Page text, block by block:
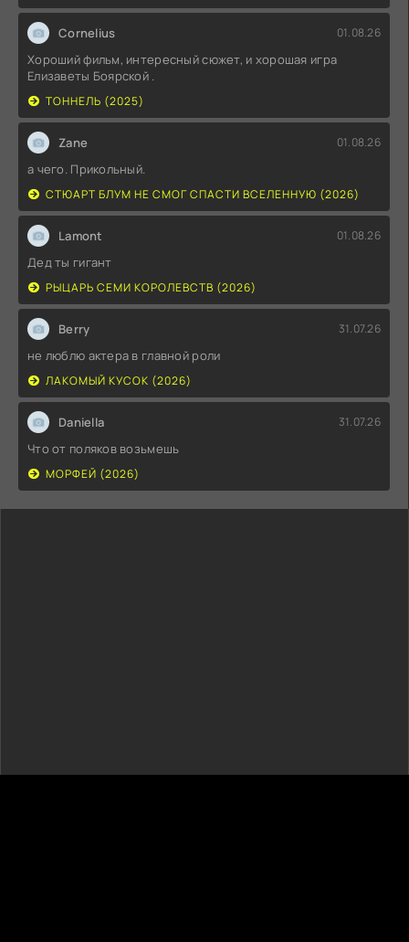
Cornelius 01.08.26
Хороший фильм, интересный сюжет, и хорошая игра
Елизаветы Боярской .
ТОННЕЛЬ (2025)
Zane 01.08.26
а чего. Прикольный.
СТЮАРТ БЛУМ НЕ СМОГ СПАСТИ ВСЕЛЕННУЮ (2026)
Lamont 01.08.26
Дед ты гигант
РЫЦАРЬ СЕМИ КОРОЛЕВСТВ (2026)
Berry 31.07.26
не люблю актера в главной роли
ЛАКОМЫЙ КУСОК (2026)
Daniella 31.07.26
Что от поляков возьмешь
МОРФЕЙ (2026)